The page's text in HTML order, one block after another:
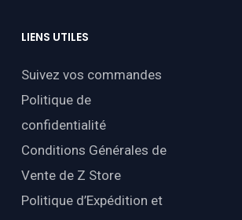
LIENS UTILES
Suivez vos commandes
Politique de
confidentialité
Conditions Générales de
Vente de Z Store
Politique d’Expédition et